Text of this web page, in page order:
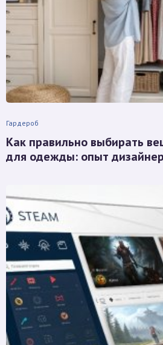
Гардероб
Как правильно выбирать
для одежды: опыт